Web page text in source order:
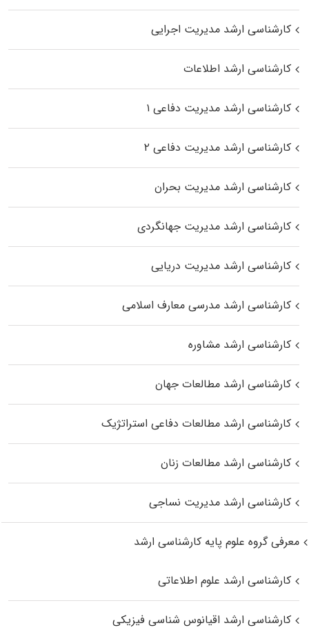
کارشناسی ارشد مدیریت اجرایی
کارشناسی ارشد اطلاعات
کارشناسی ارشد مدیریت دفاعی ۱
کارشناسی ارشد مدیریت دفاعی ۲
کارشناسی ارشد مدیریت بحران
کارشناسی ارشد مدیریت جهانگردی
کارشناسی ارشد مدیریت دریایی
کارشناسی ارشد مدرسی معارف اسلامی
کارشناسی ارشد مشاوره
کارشناسی ارشد مطالعات جهان
کارشناسی ارشد مطالعات دفاعی استراتژیک
کارشناسی ارشد مطالعات زنان
کارشناسی ارشد مدیریت نساجی
معرفی گروه علوم پایه کارشناسی ارشد
کارشناسی ارشد علوم اطلاعاتی
کارشناسی ارشد اقیانوس‌ شناسی فیزیکی